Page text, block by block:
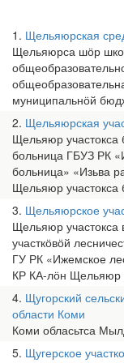
1 Щельяюрская
Щельяюрса шӧр
муниципальнӧй
2 Щельяюрская
Щельяюр участокса
больница ГБУЗ РК
больница» «Изьва
Щельяюр участокса
3 Щельяюрское
Щельяюр
участкӧвӧй
ГУ РК «Ижемское
КР КА-лӧн Щельяюр
4 Щугорский
области Коми
Коми обласьтса
5 Щугерское